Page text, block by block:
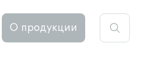
О продукции